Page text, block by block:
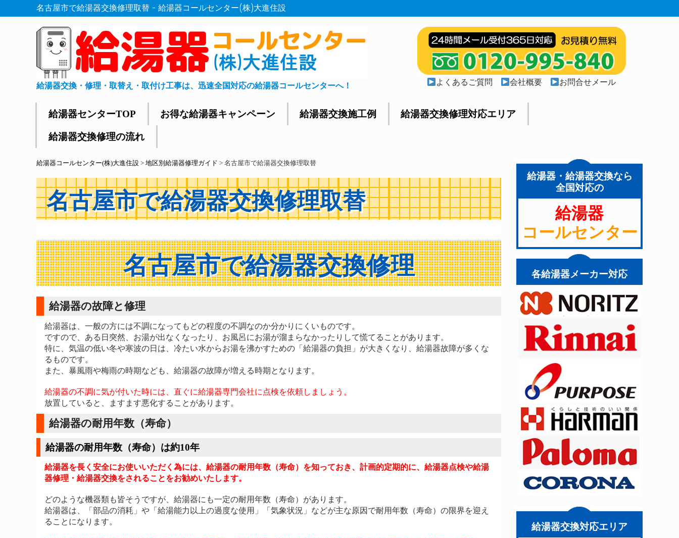
名古屋市で給湯器交換修理取替 - 給湯器コールセンター(株)大進住設
給湯器交換・修理・取替え・取付け工事は、迅速全国対応の給湯器コールセンターへ！ よくあるご質問 会社概要 お問合せメール
給湯器センターTOP お得な給湯器キャンペーン 給湯器交換施工例 給湯器交換修理対応エリア
給湯器交換修理の流れ
給湯器コールセンター(株)大進住設 > 地区別給湯器修理ガイド > 名古屋市で給湯器交換修理取替
名古屋市で給湯器交換修理取替
名古屋市で給湯器交換修理
給湯器の故障と修理
給湯器は、一般の方には不調になってもどの程度の不調なのか分かりにくいものです。
ですので、ある日突然、お湯が出なくなったり、お風呂にお湯が溜まらなかったりして慌てることがあります。
特に、気温の低い冬や寒波の日は、冷たい水からお湯を沸かすための「給湯器の負担」が大きくなり、給湯器故障が多くな
るものです。
また、暴風雨や梅雨の時期なども、給湯器の故障が増える時期となります。
給湯器の不調に気が付いた時には、直ぐに給湯器専門会社に点検を依頼しましょう。
放置していると、ますます悪化することがあります。
給湯器の耐用年数（寿命）
給湯器の耐用年数（寿命）は約10年
給湯器を長く安全にお使いいただく為には、給湯器の耐用年数（寿命）を知っておき、計画的定期的に、給湯器点検や給湯
器修理・給湯器交換をされることをお勧めいたします。
どのような機器類も皆そうですが、給湯器にも一定の耐用年数（寿命）があります。
給湯器は、「部品の消耗」や「給湯能力以上の過度な使用」「気象状況」などが主な原因で耐用年数（寿命）の限界を迎え
ることになります。
給湯器・給湯器交換なら
全国対応の
給湯器
コールセンター
各給湯器メーカー対応
給湯器交換対応エリア